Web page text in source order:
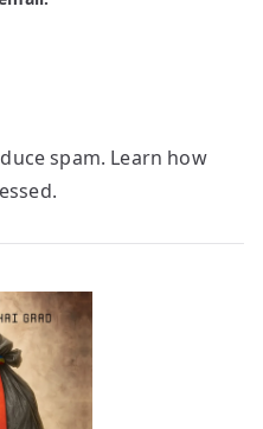
spam. Learn how